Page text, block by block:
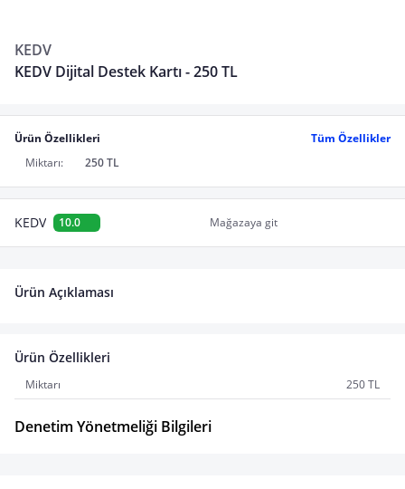
KEDV
KEDV Dijital Destek Kartı - 250 TL
Ürün Özellikleri
Tüm Özellikler
Miktarı:
250 TL
KEDV 10.0 Mağazaya git
Ürün Açıklaması
Ürün Özellikleri
Miktarı 250 TL
Denetim Yönetmeliği Bilgileri